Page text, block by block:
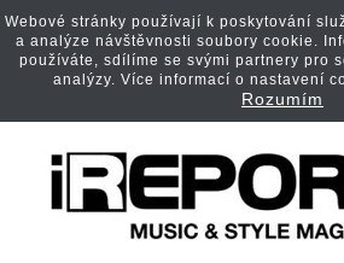
Webové stránky používají k poskytování
a analýze návštěvnosti soubory cookie.
používáte, sdílíme se svými partnery pro
analýzy. Více informací o nastavení
Rozumím